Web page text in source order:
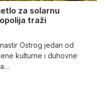
za solarnu
traži
Ostrog jedan od
kulturne i duhovne